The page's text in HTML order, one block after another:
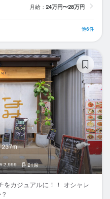
月給： 24万円〜28万円
他6件
237m
2,999 21席
をカジュアルに！！ オシャレ